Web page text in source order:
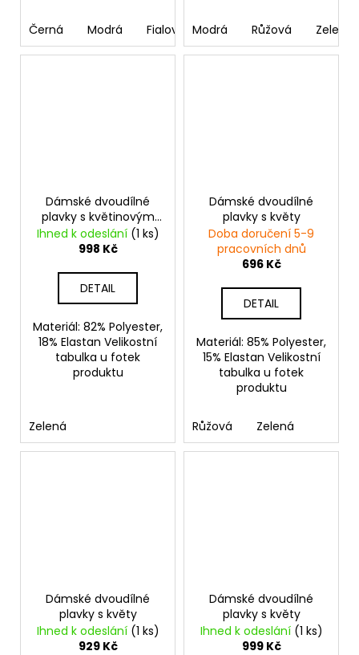
Černá Modrá Fialová Modrá Růžová Zelená
Dámské dvoudílné
plavky s květinovým
vzorem
Ihned k odeslání (1 ks)
998 Kč
DETAIL
Materiál: 82% Polyester,
18% Elastan Velikostní
tabulka u fotek
produktu
Zelená
Dámské dvoudílné
plavky s květy
Doba doručení 5-9
pracovních dnů
696 Kč
DETAIL
Materiál: 85% Polyester,
15% Elastan Velikostní
tabulka u fotek
produktu
Růžová Zelená
Dámské dvoudílné
plavky s květy
Ihned k odeslání (1 ks)
929 Kč
Dámské dvoudílné
plavky s květy
Ihned k odeslání (1 ks)
999 Kč